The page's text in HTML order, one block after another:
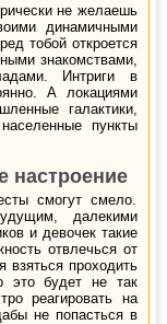
не желаешь
динамичными
тобой откроется
знакомствами,
Интриги в
А локациями
галактики,
пункты
настроение
смогут смело.
далекими
и девочек такие
отвлечься от
взяться проходить
это будет не так
реагировать на
не попасться в